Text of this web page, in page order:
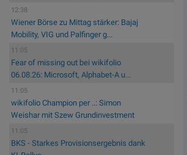
12:38
Wiener Börse zu Mittag stärker: Bajaj
Mobility, VIG und Palfinger g...
11:05
Fear of missing out bei wikifolio
06.08.26: Microsoft, Alphabet-A u...
11:05
wikifolio Champion per ..: Simon
Weishar mit Szew Grundinvestment
11:05
BKS - Starkes Provisionsergebnis dank